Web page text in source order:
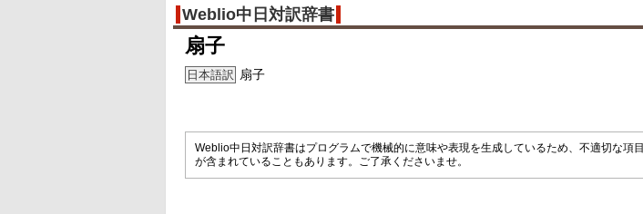
Weblio中日対訳辞書
扇子
日本語訳 扇子
Weblio中日対訳辞書はプログラムで機械的に意味や表現を生成しているため、不適切な項目
が含まれていることもあります。ご了承くださいませ。